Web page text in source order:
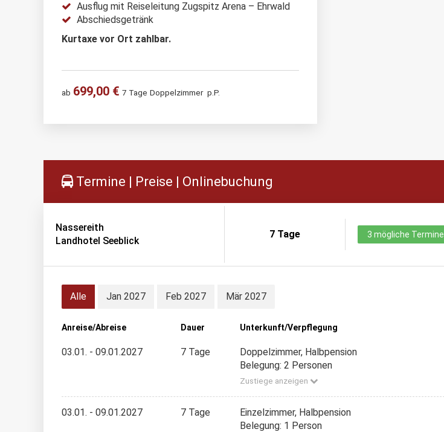
Ausflug mit Reiseleitung Zugspitz Arena – Ehrwald
Abschiedsgetränk
Kurtaxe vor Ort zahlbar.
ab 699,00 € 7 Tage Doppelzimmer p.P.
Termine | Preise | Onlinebuchung
Nassereith
Landhotel Seeblick
7 Tage 3 mögliche Termine
Alle Jan 2027 Feb 2027 Mär 2027
Anreise/Abreise Dauer Unterkunft/Verpflegung
03.01. - 09.01.2027 7 Tage
Doppelzimmer, Halbpension
Belegung: 2 Personen
Zustiege anzeigen
03.01. - 09.01.2027 7 Tage
Einzelzimmer, Halbpension
Belegung: 1 Person